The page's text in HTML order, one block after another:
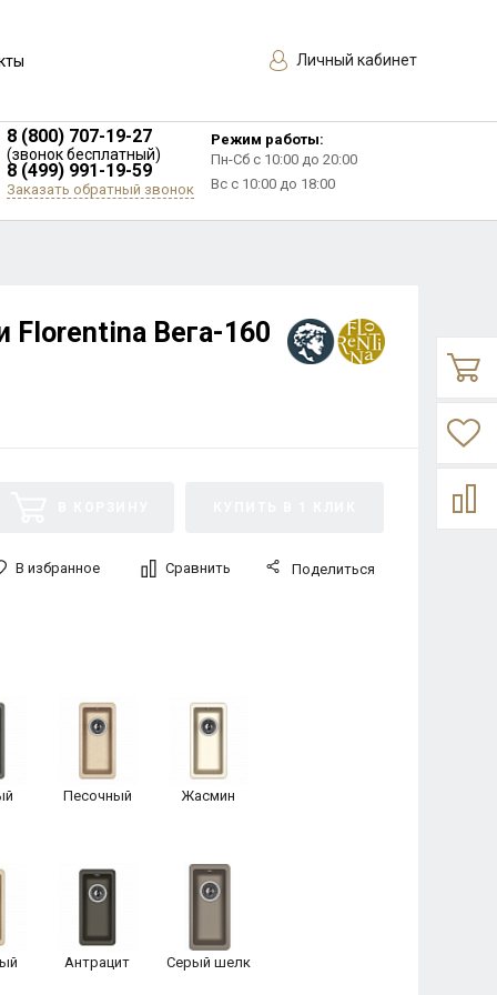
Личный кабинет
8 (800) 707-19-27
(звонок бесплатный)
8 (499) 991-19-59
Заказать обратный звонок
Режим работы:
Пн-Сб с 10:00 до 20:00
Вс с 10:00 до 18:00
Florentina Вега-160
В избранное Сравнить Поделиться
Песочный Жасмин
Антрацит Серый шелк